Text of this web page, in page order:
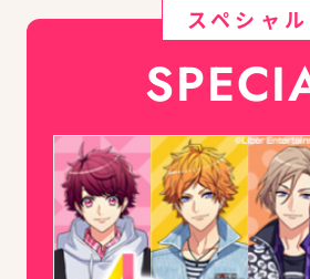
スペシャル